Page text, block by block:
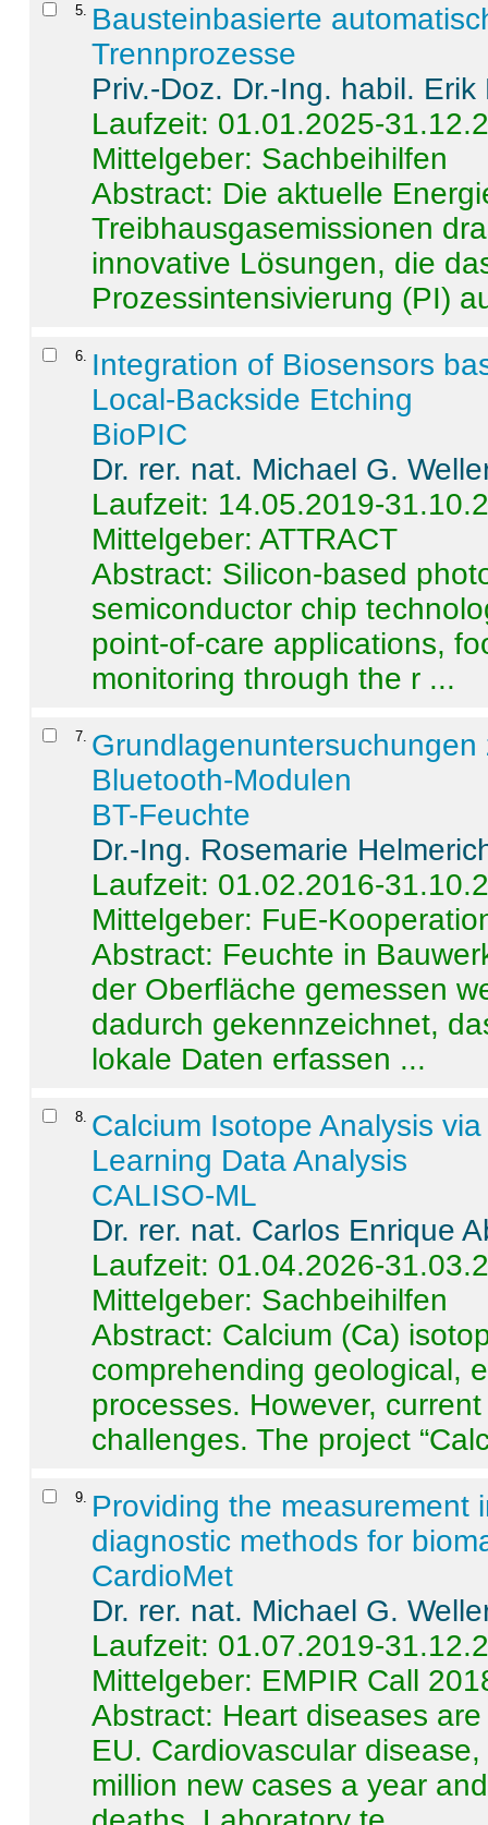
5
Bausteinbasierte
Trennprozesse
Priv.-Doz. Dr.-Ing. habil. Erik
Laufzeit: 01.01.2025-
Mittelgeber: Sachbeihilfen
Abstract: Die aktuelle
Treibhausgasemissionen
innovative Lösungen, die
Prozessintensivierung (PI)
6
Integration of Biosensors
Local-Backside Etching
BioPIC
Dr. rer. nat. Michael G.
Laufzeit: 14.05.2019-
Mittelgeber: ATTRACT
Abstract: Silicon-based
semiconductor chip
point-of-care applications,
monitoring through the r ...
7
Bluetooth-Modulen
BT-Feuchte
Dr.-Ing. Rosemarie
Laufzeit: 01.02.2016-
Mittelgeber: FuE-
Abstract: Feuchte in
der Oberfläche gemessen
dadurch gekennzeichnet,
lokale Daten erfassen ...
8 Calcium Isotope Analysis
Learning Data Analysis
CALISO-ML
Dr. rer. nat. Carlos Enrique
Laufzeit: 01.04.2026-
Mittelgeber: Sachbeihilfen
Abstract: Calcium (Ca)
comprehending geological,
processes. However,
challenges. The project
9
Providing the measurement
diagnostic methods for
CardioMet
Dr. rer. nat. Michael G.
Laufzeit: 01.07.2019-
Mittelgeber: EMPIR Call
Abstract: Heart diseases
EU. Cardiovascular
million new cases a year